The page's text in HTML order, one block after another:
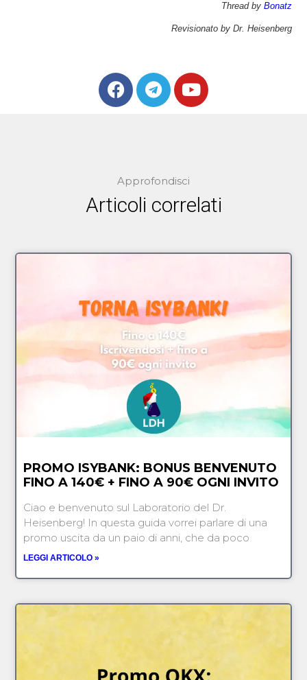
Thread by Bonatz
Revisionato by Dr. Heisenberg
Approfondisci
Articoli correlati
PROMO ISYBANK: BONUS BENVENUTO
FINO A 140€ + FINO A 90€ OGNI INVITO
Ciao e benvenuto sul Laboratorio del Dr.
Heisenberg! In questa guida vorrei parlare di una
promo uscita da un paio di anni, che da poco
LEGGI ARTICOLO »